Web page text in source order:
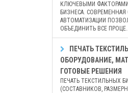
КЛЮЧЕВЫМИ
БИЗНЕСА. СОВРЕМЕННАЯ
АВТОМАТИЗАЦИИ
ОБЪЕДИНИТЬ ВСЕ
ПЕЧАТЬ
ОБОРУДОВАНИЕ,
ГОТОВЫЕ РЕШЕНИЯ
ПЕЧАТЬ ТЕКСТИЛЬНЫХ
(СОСТАВНИКОВ,